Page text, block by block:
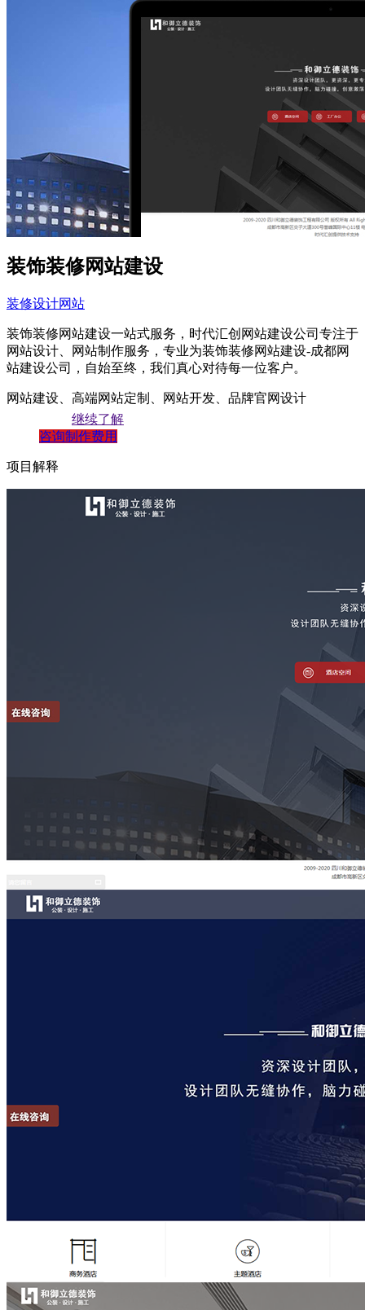
装饰装修网站建设
装修设计网站
装饰装修网站建设一站式服务，时代汇创网站建设公司专注于
网站设计、网站制作服务，专业为装饰装修网站建设-成都网
站建设公司，自始至终，我们真心对待每一位客户。
网站建设、高端网站定制、网站开发、品牌官网设计
继续了解
咨询制作费用
项目解释